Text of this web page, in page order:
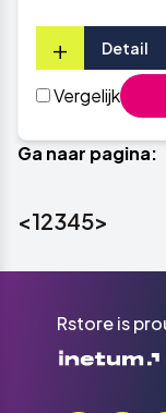
+ Detail
Vergelijk
Ga naar pagina:
<12345>
Rstore is